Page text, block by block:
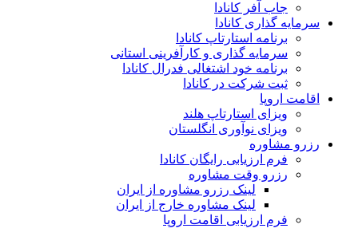
جاب آفر کانادا
سرمایه گذاری کانادا
برنامه استارتاپ کانادا
سرمایه گذاری و کارآفرینی استانی
برنامه خود اشتغالی فدرال کانادا
ثبت شرکت در کانادا
اقامت اروپا
ویزای استارتاپ هلند
ویزای نوآوری انگلستان
رزرو مشاوره
فرم ارزیابی رایگان کانادا
رزرو وقت مشاوره
لینک رزرو مشاوره از ایران
لینک مشاوره خارج از ایران
فرم ارزیابی اقامت اروپا